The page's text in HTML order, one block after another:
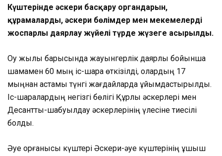
Күштерінде әскери басқару органдарын,
құрамаларды, әскери бөлімдер мен мекемелерді
жоспарлы даярлау жүйелі түрде жүзеге асырылды.
Оқу жылы барысында жауынгерлік даярлық бойынша
шамамен 60 мың іс-шара өткізілді, олардың 17
мыңнан астамы түнгі жағдайларда ұйымдастырылды.
Іс-шаралардың негізгі бөлігі Құрлық әскерлері мен
Десанттық-шабуылдау әскерлерінің үлесіне тиесілі
болды.
Әуе қорғанысы күштері Әскери-әуе күштерінің ұшқыш